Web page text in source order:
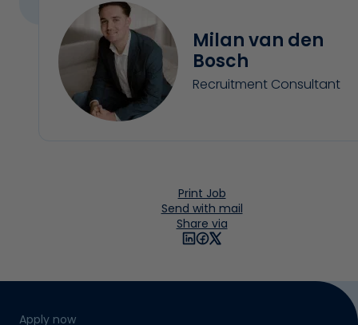
Milan van den
Bosch
Recruitment Consultant
Print Job
Send with mail
Share via
Apply now